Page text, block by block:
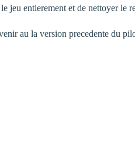
jeu entierement et de nettoyer le
au la version precedente du